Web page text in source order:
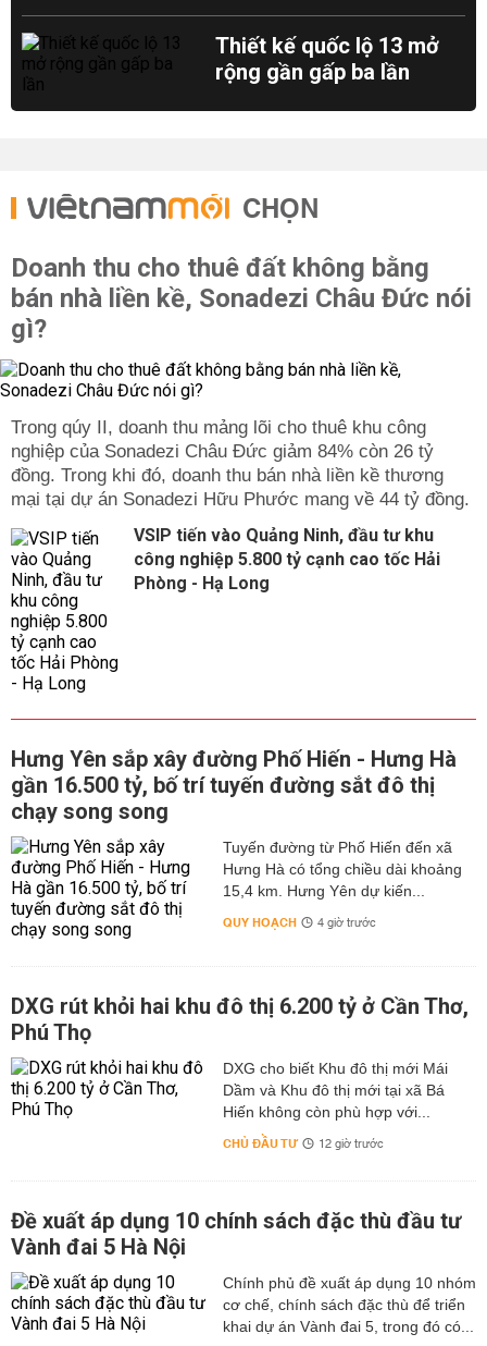
Thiết kế quốc lộ 13 mở
rộng gần gấp ba lần
CHỌN
Doanh thu cho thuê đất không bằng
bán nhà liền kề, Sonadezi Châu Đức nói
gì?
Trong qúy II, doanh thu mảng lõi cho thuê khu công
nghiệp của Sonadezi Châu Đức giảm 84% còn 26 tỷ
đồng. Trong khi đó, doanh thu bán nhà liền kề thương
mại tại dự án Sonadezi Hữu Phước mang về 44 tỷ đồng.
VSIP tiến vào Quảng Ninh, đầu tư khu
công nghiệp 5.800 tỷ cạnh cao tốc Hải
Phòng - Hạ Long
Hưng Yên sắp xây đường Phố Hiến - Hưng Hà
gần 16.500 tỷ, bố trí tuyến đường sắt đô thị
chạy song song
Tuyến đường từ Phố Hiến đến xã
Hưng Hà có tổng chiều dài khoảng
15,4 km. Hưng Yên dự kiến...
QUY HOẠCH 4 giờ trước
DXG rút khỏi hai khu đô thị 6.200 tỷ ở Cần Thơ,
Phú Thọ
DXG cho biết Khu đô thị mới Mái
Dầm và Khu đô thị mới tại xã Bá
Hiến không còn phù hợp với...
CHỦ ĐẦU TƯ 12 giờ trước
Đề xuất áp dụng 10 chính sách đặc thù đầu tư
Vành đai 5 Hà Nội
Chính phủ đề xuất áp dụng 10 nhóm
cơ chế, chính sách đặc thù để triển
khai dự án Vành đai 5, trong đó có...